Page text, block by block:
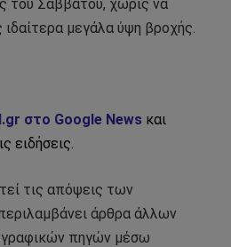
του Σαββάτου, χωρίς να
μεγάλα ύψη βροχής.
στο Google News και
ειδήσεις.
τις απόψεις των
άρθρα άλλων
πηγών μέσω